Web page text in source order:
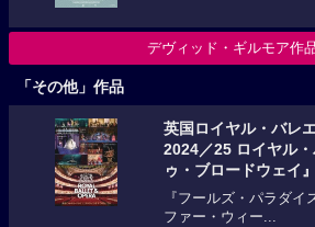
デヴィッド・ギルモア作
「その他」作品
英国ロイヤル・バレ
2024／25 ロイヤル
ゥ・ブロードウェイ』
『フールズ・パラダイ
ファー・ウィー...